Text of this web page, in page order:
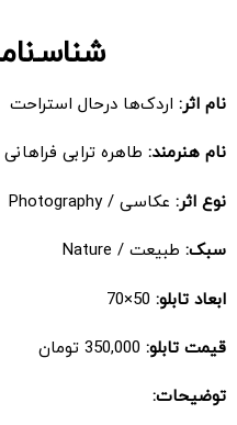
نام اثر:اردک‌ها درحال استراحت
نام هنرمند:طاهره ترابی فراهانی
نوع اثر:عکاسی / Photography
سبک:طبیعت / Nature
ابعاد تابلو:50×70
قیمت تابلو:350,000 تومان
توضیحات: